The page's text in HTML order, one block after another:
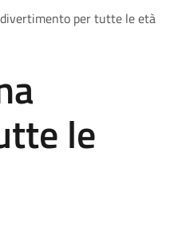
per tutte le età
le